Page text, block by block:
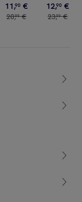
11,90 €
20,99 €
12,90 €
23,99 €